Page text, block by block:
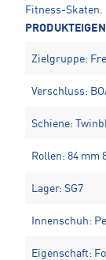
Fitness-Skaten.
Zielgruppe:
Verschluss:
Schiene:
Rollen: 84 mm
Lager: SG7
Innenschuh:
Eigenschaft: